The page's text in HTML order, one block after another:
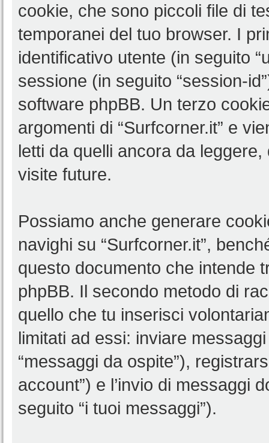
cookie, che sono piccoli file di
temporanei del tuo browser. I
identificativo utente (in seguito
sessione (in seguito “session-
software phpBB. Un terzo
argomenti di “Surfcorner.it” e
letti da quelli ancora da
visite future.
Possiamo anche generare
navighi su “Surfcorner.it”,
questo documento che intende
phpBB. Il secondo metodo di
quello che tu inserisci
limitati ad essi: inviare
“messaggi da ospite”),
account”) e l’invio di messaggi
seguito “i tuoi messaggi”).